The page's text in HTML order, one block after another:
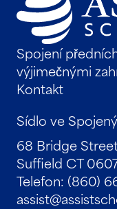
Spojení
výjimečnými
Kontakt
Sídlo ve
68 Bridge
Suffield CT
Telefon: (860)